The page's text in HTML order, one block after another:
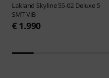
Lakland Skyline 55-02 Deluxe 5
SMT VIB
€ 1.990